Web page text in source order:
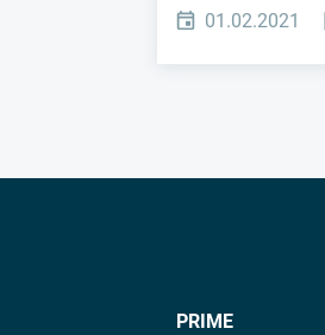
01.02.2021
PRIME